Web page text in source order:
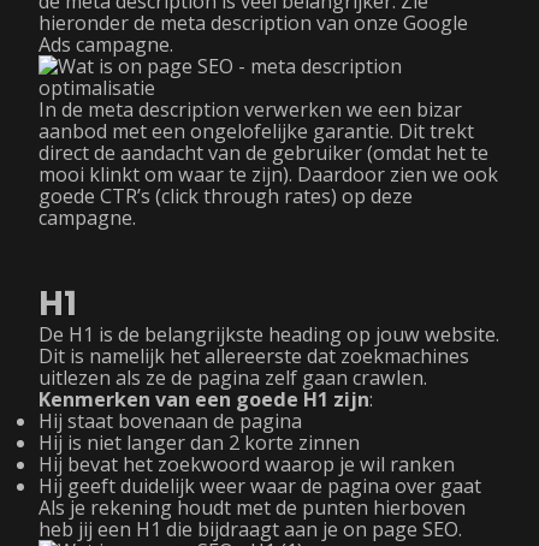
hieronder de meta description van onze Google
Ads campagne.
In de meta description verwerken we een bizar
aanbod met een ongelofelijke garantie. Dit trekt
direct de aandacht van de gebruiker (omdat het te
mooi klinkt om waar te zijn). Daardoor zien we ook
goede CTR’s (click through rates) op deze
campagne.
H1
De H1 is de belangrijkste heading op jouw website.
Dit is namelijk het allereerste dat zoekmachines
uitlezen als ze de pagina zelf gaan crawlen.
Kenmerken van een goede H1 zijn:
Hij staat bovenaan de pagina
Hij is niet langer dan 2 korte zinnen
Hij bevat het zoekwoord waarop je wil ranken
Hij geeft duidelijk weer waar de pagina over gaat
Als je rekening houdt met de punten hierboven
heb jij een H1 die bijdraagt aan je on page SEO.